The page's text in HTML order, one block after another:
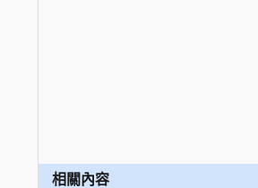
相關內容